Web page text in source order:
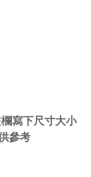
寫下尺寸大小
參考